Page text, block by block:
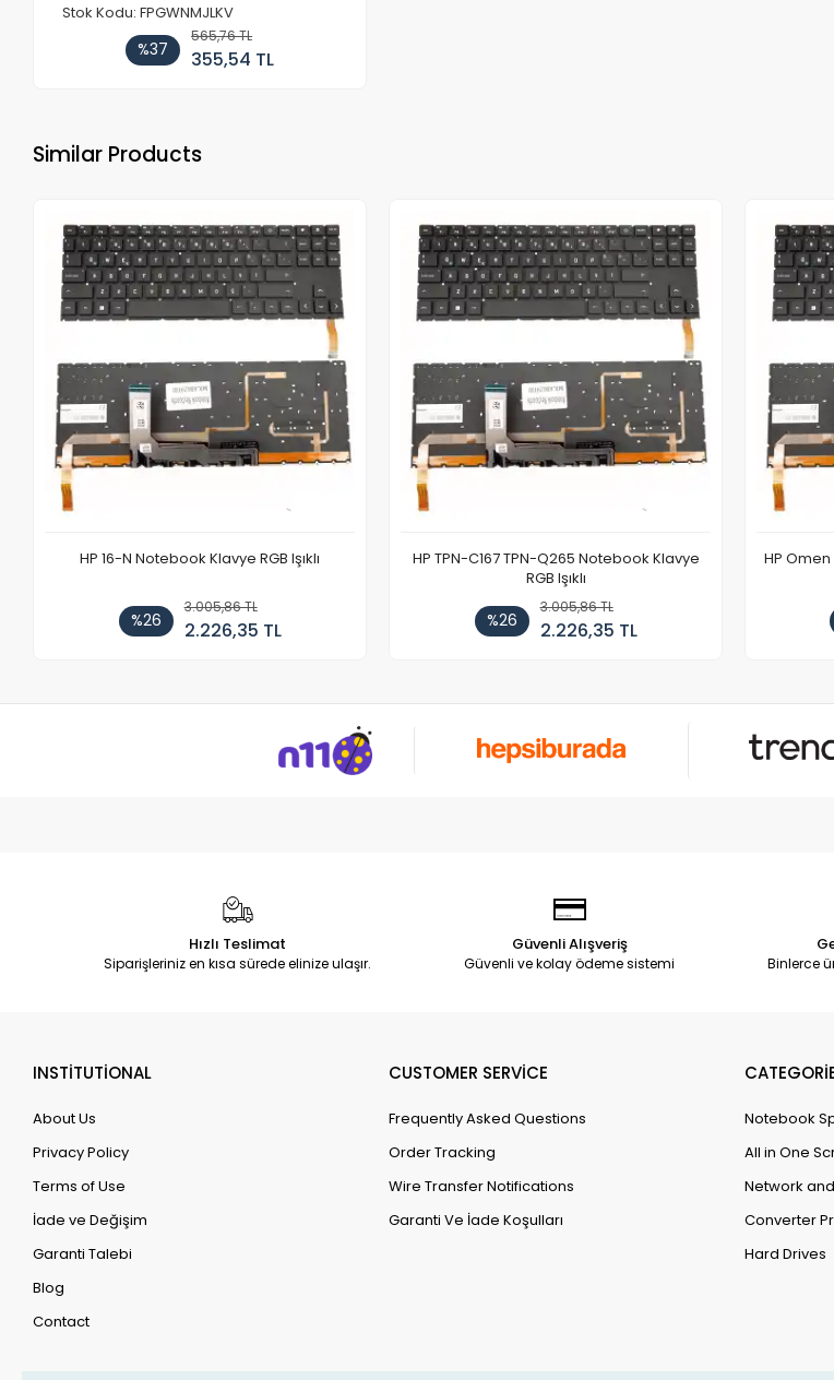
Stok Kodu: FPGWNMJLKV
%37
565,76 TL
355,54 TL
Similar Products
HP 16-N Notebook Klavye RGB Işıklı
%26
3.005,86 TL
2.226,35 TL
HP TPN-C167 TPN-Q265 Notebook Klavye
RGB Işıklı
%26
3.005,86 TL
2.226,35 TL
HP Omen
Hızlı Teslimat
Siparişleriniz en kısa sürede elinize ulaşır.
Güvenli Alışveriş
Güvenli ve kolay ödeme sistemi Binlerce
INSTİTUTİONAL
About Us
Privacy Policy
Terms of Use
İade ve Değişim
Garanti Talebi
Blog
Contact
CUSTOMER SERVİCE
Frequently Asked Questions
Order Tracking
Wire Transfer Notifications
Garanti Ve İade Koşulları
Notebook
All in One
Network
Converter
Hard Drives